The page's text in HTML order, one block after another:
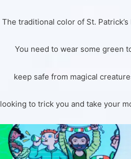
The traditional color of St. Patrick’s
You need to wear some green
keep safe from magical
looking to trick you and take your